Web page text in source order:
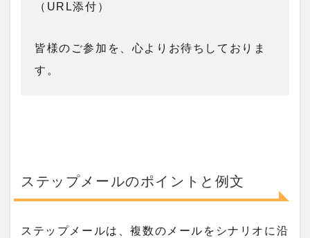
（URL添付）
皆様のご参加を、心よりお待ちしておりま
す。
ステップメールのポイントと例文
ステップメールは、複数のメールをシナリオに沿